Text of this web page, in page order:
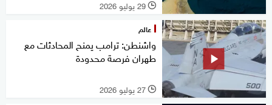
l 29 يوليو 2026
عالم
واشنطن: ترامب يمنح المحادثات مع
طهران فرصة محدودة
l 27 يوليو 2026